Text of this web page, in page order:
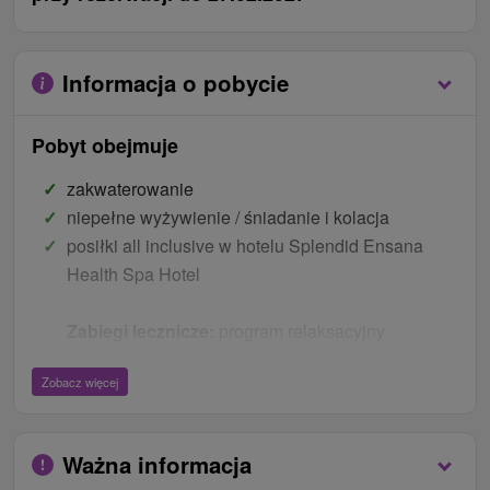
Informacja o pobycie
Pobyt obejmuje
zakwaterowanie
niepełne wyżywienie / śniadanie i kolacja
posiłki all inclusive w hotelu Splendid Ensana
Health Spa Hotel
2 noce: 1x kąpiel termalna (lustro), 1x częściowy
okład błotny, 1x hydroterapia
Zobacz więcej
Ważna informacja